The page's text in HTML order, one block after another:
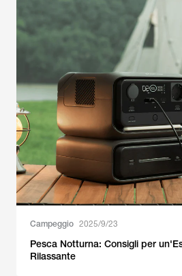
Campeggio 2025/9/23
Pesca Notturna: Consigli per
Rilassante